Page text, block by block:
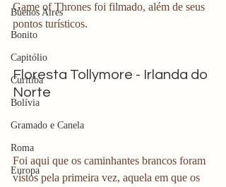
Buenos Aires
Bonito
Capitólio
Curitiba
Bolívia
Gramado e Canela
Roma
Europa
Game of Thrones foi filmado, além de seus
pontos turísticos.
Floresta Tollymore - Irlanda do
Norte
Foi aqui que os caminhantes brancos foram
vistos pela primeira vez, aquela em que os